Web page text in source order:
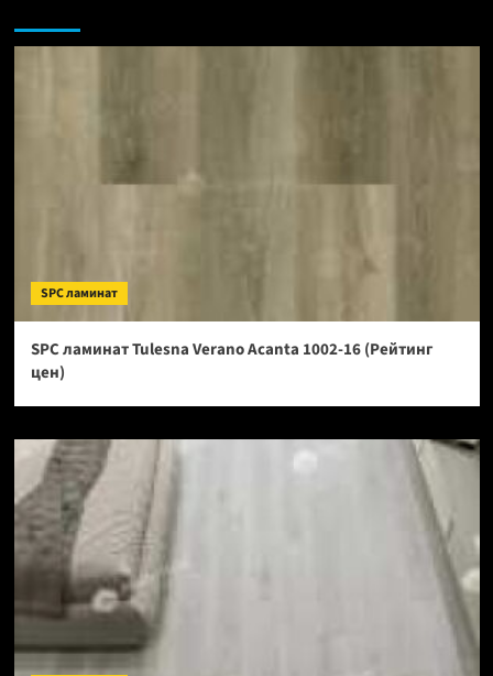
SPC ламинат
SPC ламинат Tulesna Verano Acanta 1002-16 (Рейтинг
цен)